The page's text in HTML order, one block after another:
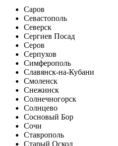
Саров
Севастополь
Северск
Сергиев Посад
Серов
Серпухов
Симферополь
Славянск-на-Кубани
Смоленск
Снежинск
Солнечногорск
Солнцево
Сосновый Бор
Сочи
Ставрополь
Старый Оскол